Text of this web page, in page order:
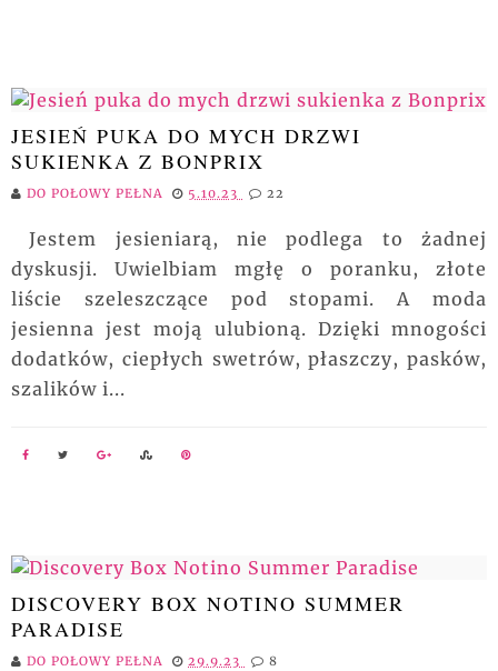
JESIEŃ PUKA DO MYCH DRZWI
SUKIENKA Z BONPRIX
DO POŁOWY PEŁNA 5.10.23 22
Jestem jesieniarą, nie podlega to żadnej
dyskusji. Uwielbiam mgłę o poranku, złote
liście szeleszczące pod stopami. A moda
jesienna jest moją ulubioną. Dzięki mnogości
dodatków, ciepłych swetrów, płaszczy, pasków,
szalików i...
DISCOVERY BOX NOTINO SUMMER
PARADISE
DO POŁOWY PEŁNA 29.9.23 8